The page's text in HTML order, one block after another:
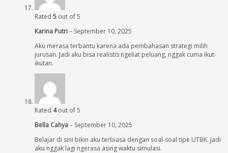
Rated 5 out of 5
Karina Putri– September 10, 2025
Aku merasa terbantu karena ada pembahasan strategi milih
jurusan. Jadi aku bisa realistis ngeliat peluang, nggak cuma ikut-
ikutan.
Rated 4out of 5
Bella Cahya– September 10, 2025
Belajar di sini bikin aku terbiasa dengan soal-soal tipe UTBK. Jadi
aku nggak lagi ngerasa asing waktu simulasi.